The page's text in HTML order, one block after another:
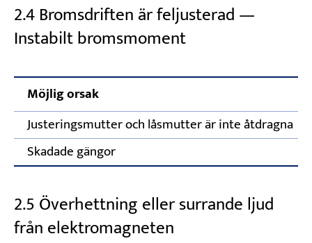
2.4 Bromsdriften är feljusterad —
Instabilt bromsmoment
Möjlig orsak
Justeringsmutter och låsmutter är inte åtdragna
Skadade gängor
2.5 Överhettning eller surrande ljud
från elektromagneten